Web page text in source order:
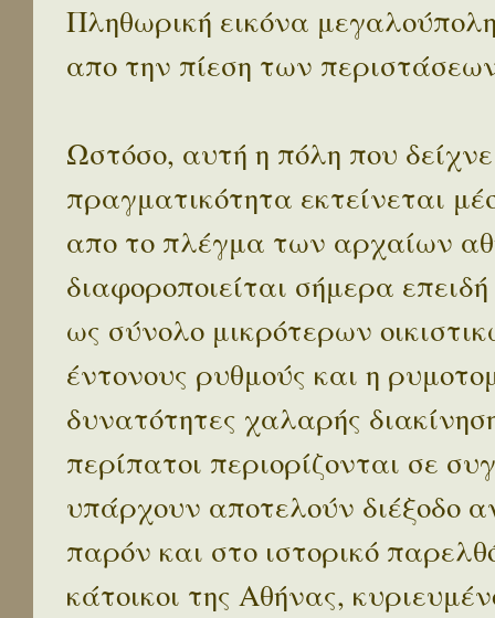
Πληθωρική εικόνα
απο την πίεση των
Ωστόσο, αυτή η πόλη που
πραγματικότητα εκτείνεται
απο το πλέγμα των αρχαίων
διαφοροποιείται σήμερα
ως σύνολο μικρότερων
έντονους ρυθμούς και η
δυνατότητες χαλαρής
περίπατοι περιορίζονται σε
υπάρχουν αποτελούν διέξοδο
παρόν και στο ιστορικό
κάτοικοι της Αθήνας,